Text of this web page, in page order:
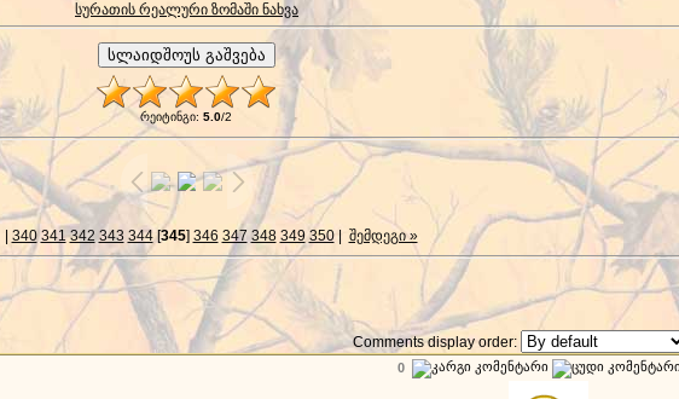
სურათის რეალური ზომაში ნახვა
რეიტინგი: 5.0/2
340 341 342 343 344[345] 346 347 348 349 350| შემდეგი »
Comments display order:
0